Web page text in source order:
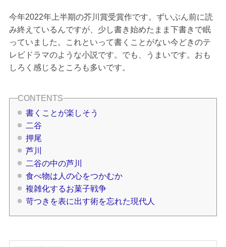
今年2022年上半期の芥川賞受賞作です。ずいぶん前に読
み終えているんですが、少し書き始めたまま下書きで眠
っていました。これといって書くことがない今どきのテ
レビドラマのような小説です。でも、うまいです。おも
しろく感じるところも多いです。
書くことが楽しそう
二谷
押尾
芦川
二谷の中の芦川
食べ物は人の心をつかむか
複雑化するお菓子戦争
苛つきを表に出す術を忘れた現代人